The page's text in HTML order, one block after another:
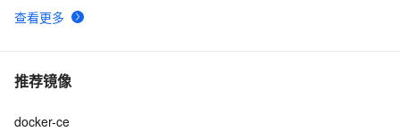
查看更多
推荐镜像
docker-ce